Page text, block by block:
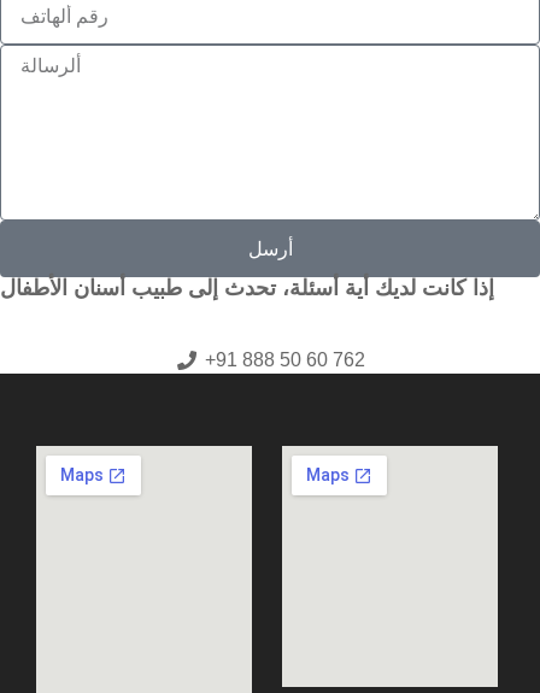
أرسل
إذا كانت لديك أية أسئلة، تحدث إلى طبيب أسنان الأطفال
+91 888 50 60 762